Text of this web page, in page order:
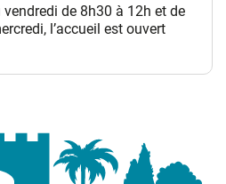
de 8h30 à 12h et de
l’accueil est ouvert